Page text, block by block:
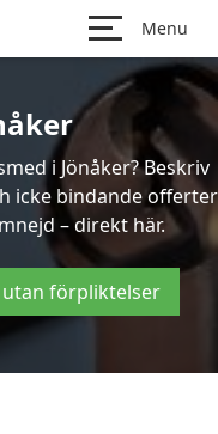
Menu
i Jönåker? Beskriv
icke bindande offerter
– direkt här.
utan förpliktelser